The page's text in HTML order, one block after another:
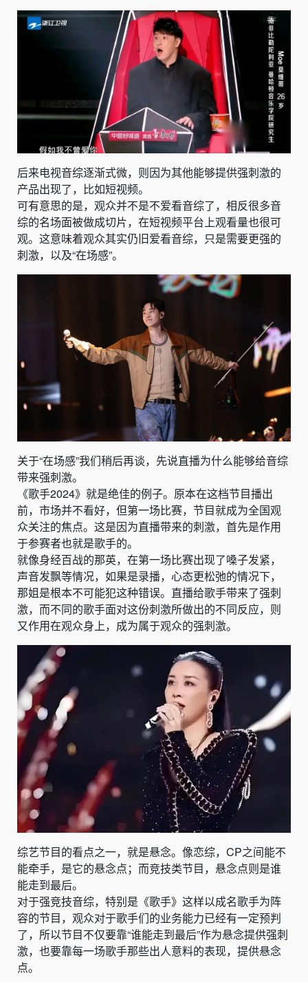
后来电视音综逐渐式微，则因为其他能够提供强刺激的
产品出现了，比如短视频。
可有意思的是，观众并不是不爱看音综了，相反很多音
综的名场面被做成切片，在短视频平台上观看量也很可
观。这意味着观众其实仍旧爱看音综，只是需要更强的
刺激，以及“在场感”。
关于“在场感”我们稍后再谈，先说直播为什么能够给音综
带来强刺激。
《歌手2024》就是绝佳的例子。原本在这档节目播出
前，市场并不看好，但第一场比赛，节目就成为全国观
众关注的焦点。这是因为直播带来的刺激，首先是作用
于参赛者也就是歌手的。
就像身经百战的那英，在第一场比赛出现了嗓子发紧，
声音发飘等情况，如果是录播，心态更松弛的情况下，
那姐是根本不可能犯这种错误。直播给歌手带来了强刺
激，而不同的歌手面对这份刺激所做出的不同反应，则
又作用在观众身上，成为属于观众的强刺激。
综艺节目的看点之一，就是悬念。像恋综，CP之间能不
能牵手，是它的悬念点；而竞技类节目，悬念点则是谁
能走到最后。
对于强竞技音综，特别是《歌手》这样以成名歌手为阵
容的节目，观众对于歌手们的业务能力已经有一定预判
了，所以节目不仅要靠“谁能走到最后”作为悬念提供强刺
激，也要靠每一场歌手那些出人意料的表现，提供悬念
点。